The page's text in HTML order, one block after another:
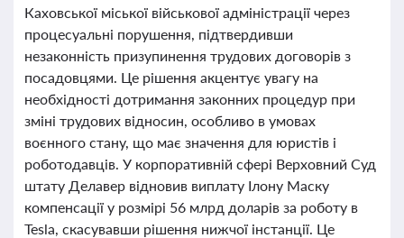
Каховської міської військової адміністрації через
процесуальні порушення, підтвердивши
незаконність призупинення трудових договорів з
посадовцями. Це рішення акцентує увагу на
необхідності дотримання законних процедур при
зміні трудових відносин, особливо в умовах
воєнного стану, що має значення для юристів і
роботодавців. У корпоративній сфері Верховний Суд
штату Делавер відновив виплату Ілону Маску
компенсації у розмірі 56 млрд доларів за роботу в
Tesla, скасувавши рішення нижчої інстанції. Це